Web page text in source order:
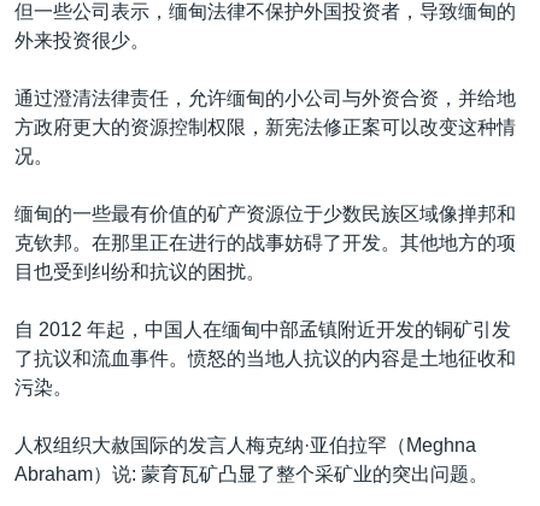
关注西藏
GEN Z 看美国
但一些公司表示，缅甸法律不保护外国投资者，导致缅甸的
外来投资很少。
通过澄清法律责任，允许缅甸的小公司与外资合资，并给地
方政府更大的资源控制权限，新宪法修正案可以改变这种情
况。
缅甸的一些最有价值的矿产资源位于少数民族区域像掸邦和
克钦邦。在那里正在进行的战事妨碍了开发。其他地方的项
目也受到纠纷和抗议的困扰。
自 2012 年起，中国人在缅甸中部孟镇附近开发的铜矿引发
了抗议和流血事件。愤怒的当地人抗议的内容是土地征收和
污染。
人权组织大赦国际的发言人梅克纳·亚伯拉罕（Meghna
Abraham）说: 蒙育瓦矿凸显了整个采矿业的突出问题。